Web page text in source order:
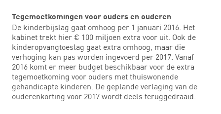
Tegemoetkomingen voor ouders en ouderen
De kinderbijslag gaat omhoog per 1 januari 2016. Het
kabinet trekt hier € 100 miljoen extra voor uit. Ook de
kinderopvangtoeslag gaat extra omhoog, maar die
verhoging kan pas worden ingevoerd per 2017. Vanaf
2016 komt er meer budget beschikbaar voor de extra
tegemoetkoming voor ouders met thuiswonende
gehandicapte kinderen. De geplande verlaging van de
ouderenkorting voor 2017 wordt deels teruggedraaid.